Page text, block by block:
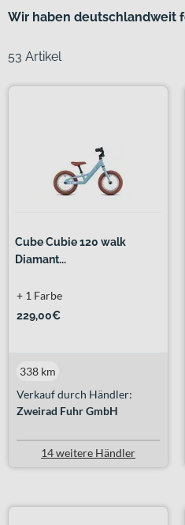
Wir haben deutschlandweit
53 Artikel
Cube Cubie 120 walk
Diamant...
229,00€
+ 1 Farbe
Verkauf durch Händler:
Zweirad Fuhr GmbH
338 km
14 weitere Händler